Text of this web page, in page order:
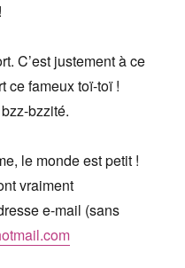
C’est justement à ce
ce fameux toï-toï !
bzzité.
le monde est petit !
vraiment
e-mail (sans